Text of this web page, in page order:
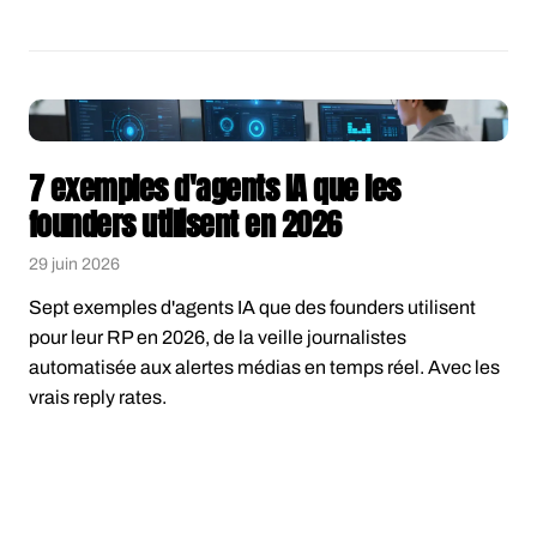
7 exemples d'agents IA que les
founders utilisent en 2026
29 juin 2026
Sept exemples d'agents IA que des founders utilisent
pour leur RP en 2026, de la veille journalistes
automatisée aux alertes médias en temps réel. Avec les
vrais reply rates.